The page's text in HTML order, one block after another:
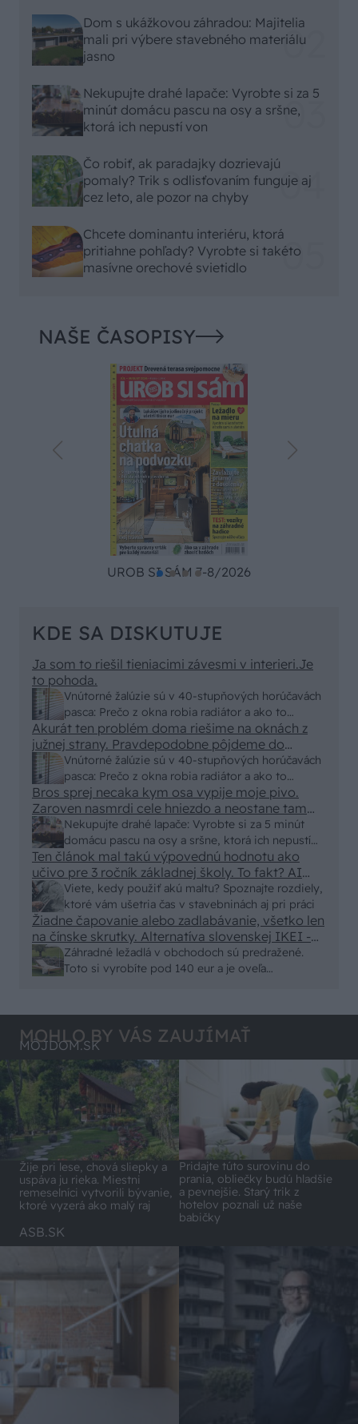
Dom s ukážkovou záhradou: Majitelia
mali pri výbere stavebného materiálu
jasno
Nekupujte drahé lapače: Vyrobte si za 5
minút domácu pascu na osy a sršne,
ktorá ich nepustí von
Čo robiť, ak paradajky dozrievajú
pomaly? Trik s odlisťovaním funguje aj
cez leto, ale pozor na chyby
Chcete dominantu interiéru, ktorá
pritiahne pohľady? Vyrobte si takéto
masívne orechové svietidlo
NAŠE ČASOPISY
UROB SI SÁM 7-8/2026
KDE SA DISKUTUJE
Vnútorné žalúzie sú v 40-stupňových horúčavách
pasca: Prečo z okna robia radiátor a ako to
vyriešiť za pár eur?
Ja som to riešil tieniacimi závesmi v interieri.Je
to pohoda.
Vnútorné žalúzie sú v 40-stupňových horúčavách
pasca: Prečo z okna robia radiátor a ako to
vyriešiť za pár eur?
Akurát ten problém doma riešime na oknách z
južnej strany. Pravdepodobne pôjdeme do
vonkajšieho tienenia na spôsob markízy
250x150cm. Čínsky predajcovia idú okolo 100
eur kus.
Nekupujte drahé lapače: Vyrobte si za 5 minút
domácu pascu na osy a sršne, ktorá ich nepustí
von
Bros sprej necaka kym osa vypije moje pivo.
Zaroven nasmrdi cele hniezdo a neostane tam
nic zive. Vasa pasca naucinke moc efektivne.
Skor pritiahne slimaky
Viete, kedy použiť akú maltu? Spoznajte rozdiely,
ktoré vám ušetria čas v stavebninách aj pri práci
Ten článok mal takú výpovednú hodnotu ako
učivo pre 3 ročník základnej školy. To fakt? AI
alebo nejaka kniha z VŠ? Dnešné rychlotvrdnuce
malty - pevnosť 40 Mpa a doba schnutia tak 15
minut , k tomu vodotesné s kryštálikou. A rozdiel
- schnutie a zretie. Nič?
Záhradné ležadlá v obchodoch sú predražené.
Toto si vyrobíte pod 140 eur a je oveľa
Žiadne čapovanie alebo zadlabávanie, všetko len
na čínske skrutky. Alternatíva slovenskej IKEI -
čo sa týka pevnosti. Autor si nedal veľa námahy s
remeselným spracovaním, škoda. No lepšie než
MOHLO BY VÁS ZAUJÍMAŤ
MÔJDOM.SK
Žije pri lese, chová sliepky a
uspáva ju rieka. Miestni
remeselníci vytvorili bývanie,
ktoré vyzerá ako malý raj
Pridajte túto surovinu do
prania, obliečky budú hladšie
a pevnejšie. Starý trik z
hotelov poznali už naše
babičky
ASB.SK